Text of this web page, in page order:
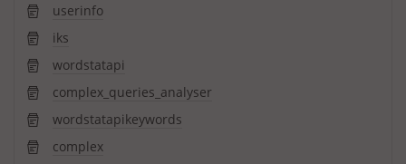
userinfo
iks
wordstatapi
complex_queries_analyser
wordstatapikeywords
complex